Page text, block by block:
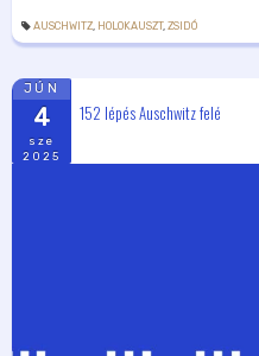
AUSCHWITZ HOLOKAUSZT, ZSIDÓ
JÚN
4
sze
2025
152 lépés Auschwitz felé